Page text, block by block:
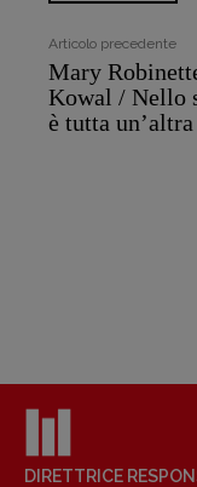
Articolo precedente
Mary
Kowal / Nello
è tutta
DIRETTRICE